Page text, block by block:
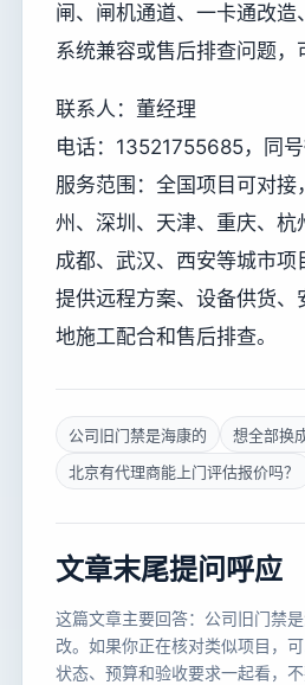
闸、闸机通道、一卡通改造
系统兼容或售后排查问题，
联系人：董经理
电话：13521755685，同
服务范围：全国项目可对接
州、深圳、天津、重庆、杭
成都、武汉、西安等城市项
提供远程方案、设备供货、
地施工配合和售后排查。
公司旧门禁是海康的
想全部换
北京有代理商能上门评估报价吗？
文章末尾提问呼应
这篇文章主要回答：公司旧门禁
改。如果你正在核对类似项目，
状态、预算和验收要求一起看，不